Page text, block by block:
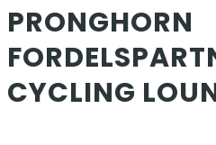
PRONGHORN
CYCLING